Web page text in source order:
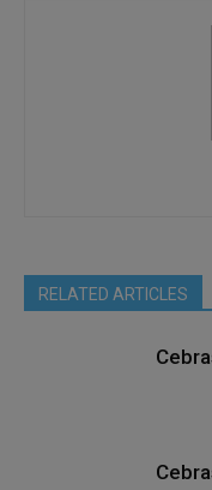
RELATED ARTICLES